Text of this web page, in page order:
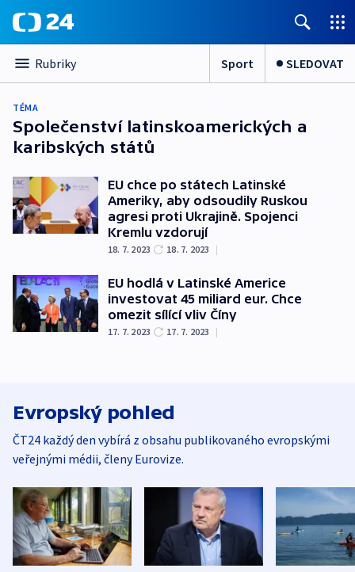
Rubriky Sport SLEDOVAT
TÉMA
Společenství latinskoamerických a
karibských států
EU chce po státech Latinské
Ameriky, aby odsoudily Ruskou
agresi proti Ukrajině. Spojenci
Kremlu vzdorují
18. 7. 2023 18. 7. 2023 |
EU hodlá v Latinské Americe
investovat 45 miliard eur. Chce
omezit sílící vliv Číny
17. 7. 2023 17. 7. 2023 |
Evropský pohled
ČT24 každý den vybírá z obsahu publikovaného evropskými
veřejnými médii, členy Eurovize.